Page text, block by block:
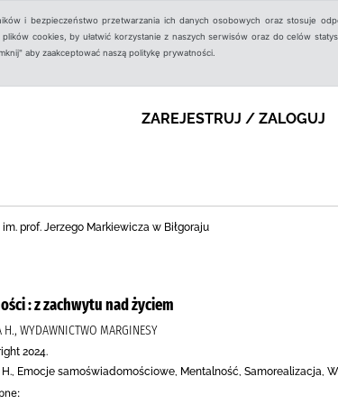
i bezpieczeństwo przetwarzania ich danych osobowych oraz stosuje
cookies, by ułatwić korzystanie z naszych serwisów oraz do celów
aby zaakceptować naszą politykę prywatności.
ZAREJESTRUJ / ZALOGUJ
prof. Jerzego Markiewicza w Biłgoraju
: z zachwytu nad życiem
WYDAWNICTWO MARGINESY
2024.
Emocje samoświadomościowe, Mentalność, Samorealizacja,